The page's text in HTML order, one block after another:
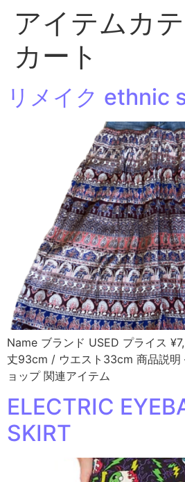
アイテムカ
カート
リメイク ethnic
Name ブランド USED プライス
丈93cm / ウエスト33cm 商品説明
ョップ 関連アイテム
ELECTRIC
SKIRT